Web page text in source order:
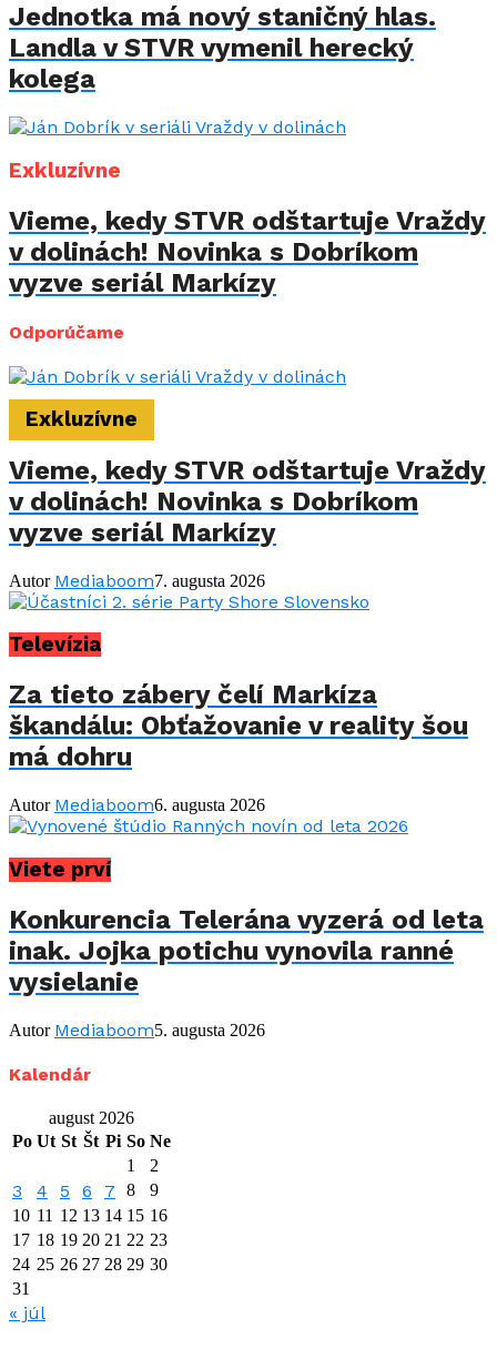
Jednotka má nový staničný hlas.
Landla v STVR vymenil herecký
kolega
Exkluzívne
Vieme, kedy STVR odštartuje Vraždy
v dolinách! Novinka s Dobríkom
vyzve seriál Markízy
Odporúčame
Exkluzívne
Vieme, kedy STVR odštartuje Vraždy
v dolinách! Novinka s Dobríkom
vyzve seriál Markízy
Autor Mediaboom7. augusta 2026
Televízia
Za tieto zábery čelí Markíza
škandálu: Obťažovanie v reality šou
má dohru
Autor Mediaboom6. augusta 2026
Viete prví
Konkurencia Telerána vyzerá od leta
inak. Jojka potichu vynovila ranné
vysielanie
Autor Mediaboom5. augusta 2026
Kalendár
august 2026
Po Ut St Št Pi So Ne
1
2
3 4 5 6 7 8
9
10 11 12 13 14 15 16
17 18 19 20 21 22 23
24 25 26 27 28 29 30
31
« júl